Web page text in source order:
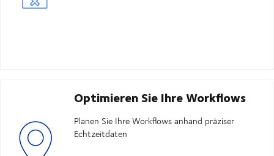
Optimieren Sie Ihre Workflows
Planen Sie Ihre Workflows anhand präziser
Echtzeitdaten